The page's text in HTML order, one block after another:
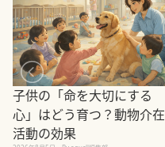
子供の「命を大切にする
心」はどう育つ？動物介在
活動の効果